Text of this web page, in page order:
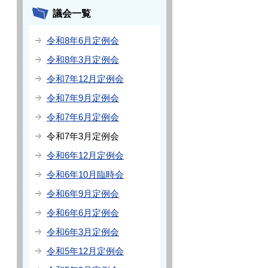
議会一覧
令和8年6月定例会
令和8年3月定例会
令和7年12月定例会
令和7年9月定例会
令和7年6月定例会
令和7年3月定例会
令和6年12月定例会
令和6年10月臨時会
令和6年9月定例会
令和6年6月定例会
令和6年3月定例会
令和5年12月定例会